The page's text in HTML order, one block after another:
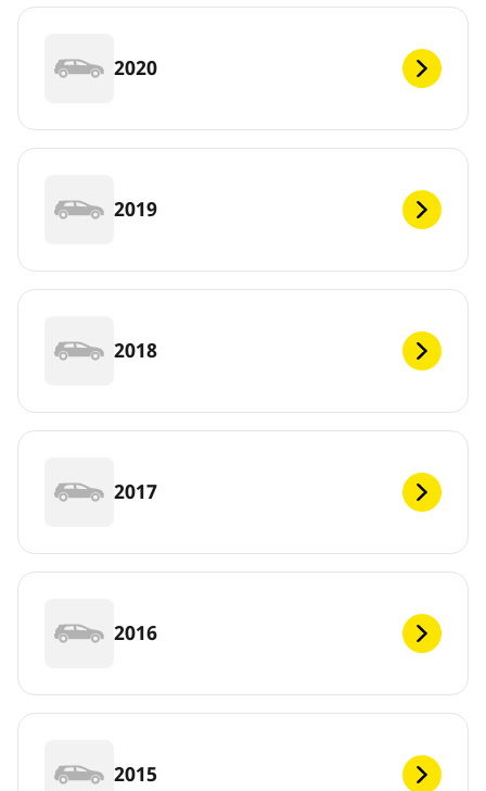
2020
2019
2018
2017
2016
2015